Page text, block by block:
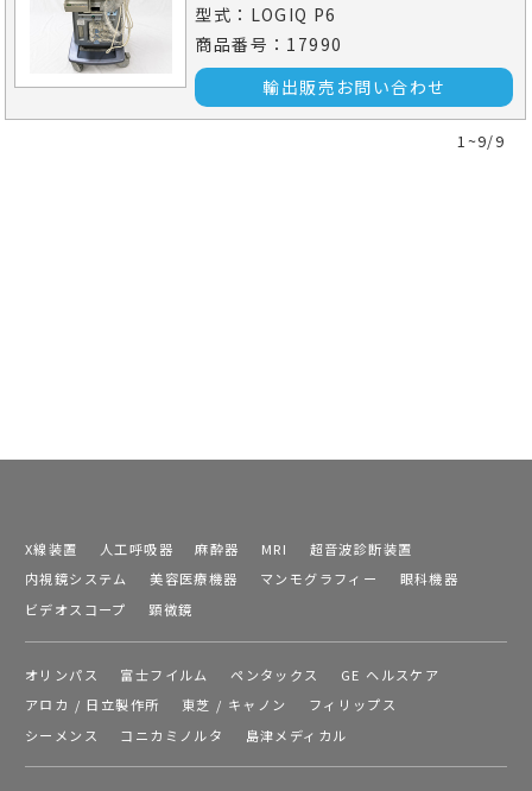
型式：LOGIQ P6
商品番号：17990
輸出販売お問い合わせ
1~9/9
X線装置 人工呼吸器 麻酔器 MRI
超音波診断装置
内視鏡システム
美容医療機器 マンモグラフィー
眼科機器
ビデオスコープ
顕微鏡
オリンパス 富士フイルム ペンタックス
GE ヘルスケア
アロカ / 日立製作所
東芝 / キャノン
フィリップス
シーメンス
コニカミノルタ 島津メディカル